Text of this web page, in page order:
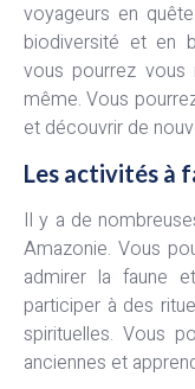
voyageurs en
biodiversité et en
vous pourrez
même. Vous
et découvrir de
Les activités à
Il y a de
Amazonie. Vous
admirer la faune
participer à des
spirituelles. Vous
anciennes et